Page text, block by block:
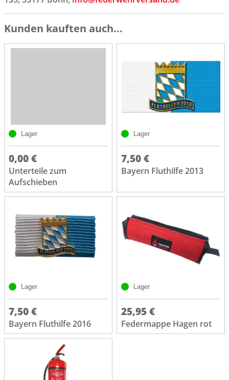
Kunden kauften auch...
Lager
0,00 €
Unterteile zum
Aufschieben
Lager
7,50 €
Bayern Fluthilfe 2013
Lager
7,50 €
Bayern Fluthilfe 2016
Lager
25,95 €
Federmappe Hagen rot